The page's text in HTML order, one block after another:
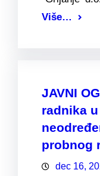
Više…
JAVNI
radnika
probnog
dec 16,